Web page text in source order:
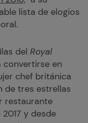
lista de elogios
del Royal
en
chef británica
de tres estrellas
restaurante
y desde